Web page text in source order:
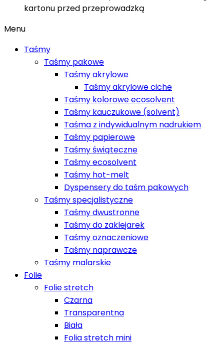
kartonu przed przeprowadzką
Menu
Taśmy
Taśmy pakowe
Taśmy akrylowe
Taśmy akrylowe ciche
Taśmy kolorowe ecosolvent
Taśmy kauczukowe (solvent)
Taśma z indywidualnym nadrukiem
Taśmy papierowe
Taśmy świąteczne
Taśmy ecosolvent
Taśmy hot-melt
Dyspensery do taśm pakowych
Taśmy specjalistyczne
Taśmy dwustronne
Taśmy do zaklejarek
Taśmy oznaczeniowe
Taśmy naprawcze
Taśmy malarskie
Folie
Folie stretch
Czarna
Transparentna
Biała
Folia stretch mini